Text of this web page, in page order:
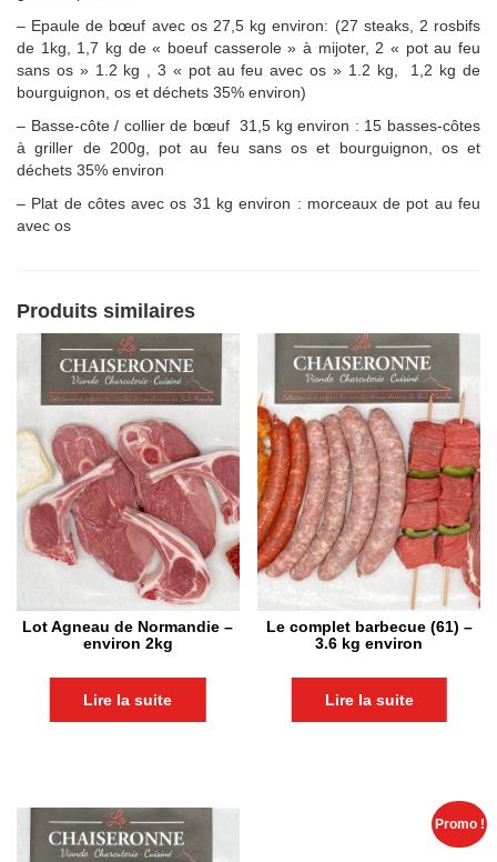
– Epaule de bœuf avec os 27,5 kg environ: (27 steaks, 2 rosbifs
de 1kg, 1,7 kg de « boeuf casserole » à mijoter, 2 « pot au feu
sans os » 1.2 kg , 3 « pot au feu avec os » 1.2 kg, 1,2 kg de
bourguignon, os et déchets 35% environ)
– Basse-côte / collier de bœuf 31,5 kg environ : 15 basses-côtes
à griller de 200g, pot au feu sans os et bourguignon, os et
déchets 35% environ
– Plat de côtes avec os 31 kg environ : morceaux de pot au feu
avec os
Produits similaires
Lot Agneau de Normandie –
environ 2kg
Lire la suite
Le complet barbecue (61) –
3.6 kg environ
Lire la suite
Promo !